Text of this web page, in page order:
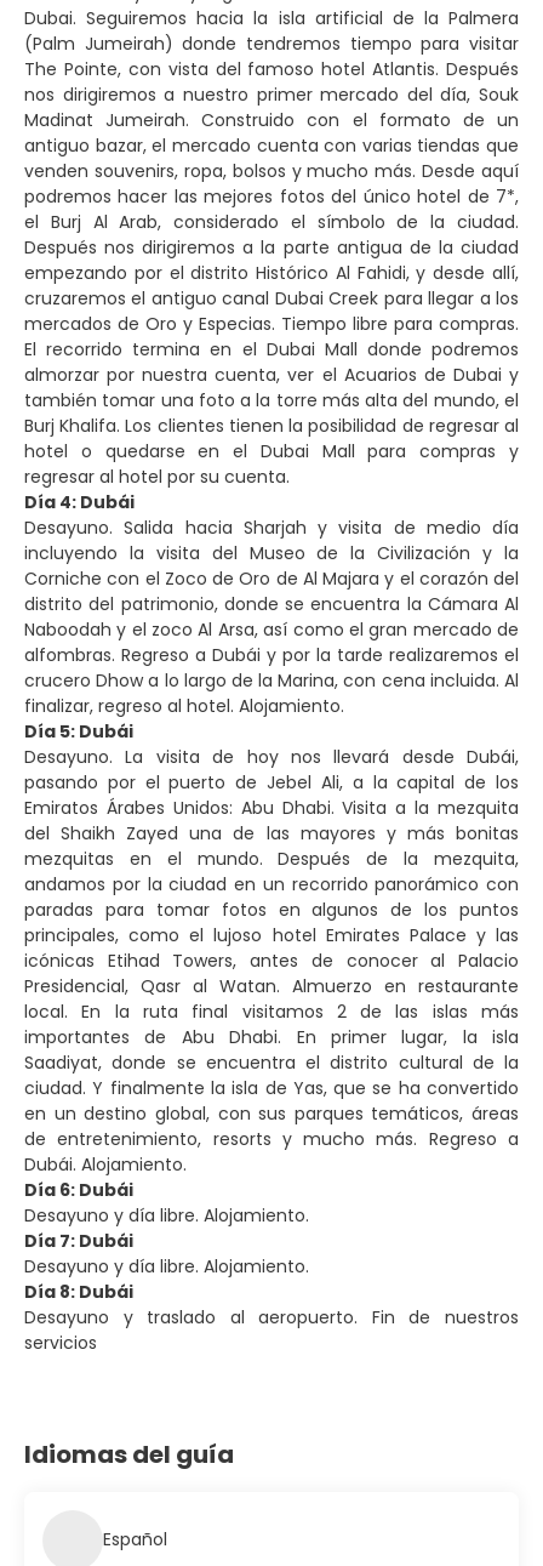
Dubai. Seguiremos hacia la isla artificial de la Palmera
(Palm Jumeirah) donde tendremos tiempo para visitar
The Pointe, con vista del famoso hotel Atlantis. Después
nos dirigiremos a nuestro primer mercado del día, Souk
Madinat Jumeirah. Construido con el formato de un
antiguo bazar, el mercado cuenta con varias tiendas que
venden souvenirs, ropa, bolsos y mucho más. Desde aquí
podremos hacer las mejores fotos del único hotel de 7*,
el Burj Al Arab, considerado el símbolo de la ciudad.
Después nos dirigiremos a la parte antigua de la ciudad
empezando por el distrito Histórico Al Fahidi, y desde allí,
cruzaremos el antiguo canal Dubai Creek para llegar a los
mercados de Oro y Especias. Tiempo libre para compras.
El recorrido termina en el Dubai Mall donde podremos
almorzar por nuestra cuenta, ver el Acuarios de Dubai y
también tomar una foto a la torre más alta del mundo, el
Burj Khalifa. Los clientes tienen la posibilidad de regresar al
hotel o quedarse en el Dubai Mall para compras y
regresar al hotel por su cuenta.
Día 4: Dubái
Desayuno. Salida hacia Sharjah y visita de medio día
incluyendo la visita del Museo de la Civilización y la
Corniche con el Zoco de Oro de Al Majara y el corazón del
distrito del patrimonio, donde se encuentra la Cámara Al
Naboodah y el zoco Al Arsa, así como el gran mercado de
alfombras. Regreso a Dubái y por la tarde realizaremos el
crucero Dhow a lo largo de la Marina, con cena incluida. Al
finalizar, regreso al hotel. Alojamiento.
Día 5: Dubái
Desayuno. La visita de hoy nos llevará desde Dubái,
pasando por el puerto de Jebel Ali, a la capital de los
Emiratos Árabes Unidos: Abu Dhabi. Visita a la mezquita
del Shaikh Zayed una de las mayores y más bonitas
mezquitas en el mundo. Después de la mezquita,
andamos por la ciudad en un recorrido panorámico con
paradas para tomar fotos en algunos de los puntos
principales, como el lujoso hotel Emirates Palace y las
icónicas Etihad Towers, antes de conocer al Palacio
Presidencial, Qasr al Watan. Almuerzo en restaurante
local. En la ruta final visitamos 2 de las islas más
importantes de Abu Dhabi. En primer lugar, la isla
Saadiyat, donde se encuentra el distrito cultural de la
ciudad. Y finalmente la isla de Yas, que se ha convertido
en un destino global, con sus parques temáticos, áreas
de entretenimiento, resorts y mucho más. Regreso a
Dubái. Alojamiento.
Día 6: Dubái
Desayuno y día libre. Alojamiento.
Día 7: Dubái
Desayuno y día libre. Alojamiento.
Día 8: Dubái
Desayuno y traslado al aeropuerto. Fin de nuestros
servicios
Idiomas del guía
Español